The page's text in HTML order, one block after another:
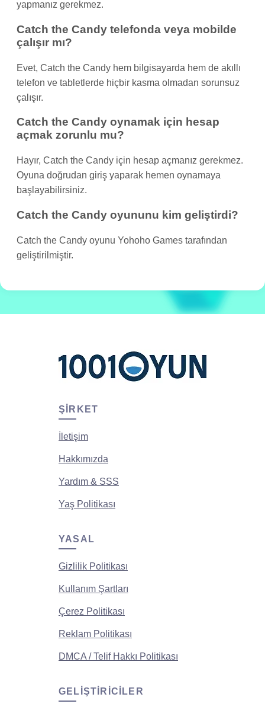
yapmanız gerekmez.
Catch the Candy telefonda veya mobilde
çalışır mı?
Evet, Catch the Candy hem bilgisayarda hem de akıllı
telefon ve tabletlerde hiçbir kasma olmadan sorunsuz
çalışır.
Catch the Candy oynamak için hesap
açmak zorunlu mu?
Hayır, Catch the Candy için hesap açmanız gerekmez.
Oyuna doğrudan giriş yaparak hemen oynamaya
başlayabilirsiniz.
Catch the Candy oyununu kim geliştirdi?
Catch the Candy oyunu Yohoho Games tarafından
geliştirilmiştir.
ŞIRKET
İletişim
Hakkımızda
Yardım & SSS
Yaş Politikası
YASAL
Gizlilik Politikası
Kullanım Şartları
Çerez Politikası
Reklam Politikası
DMCA / Telif Hakkı Politikası
GELIŞTIRICILER